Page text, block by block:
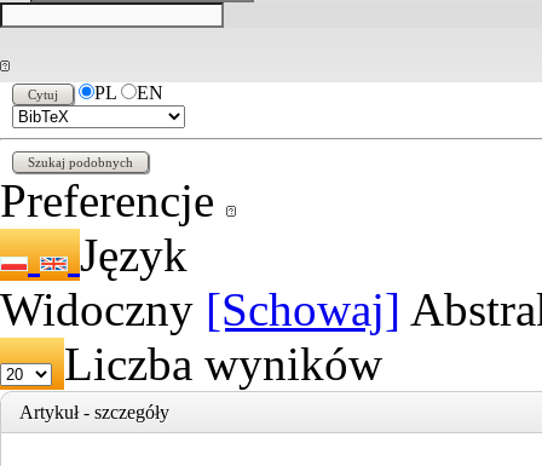
PL EN
Preferencje
Język
Widoczny [Schowaj]
Liczba wyników
Artykuł - szczegóły